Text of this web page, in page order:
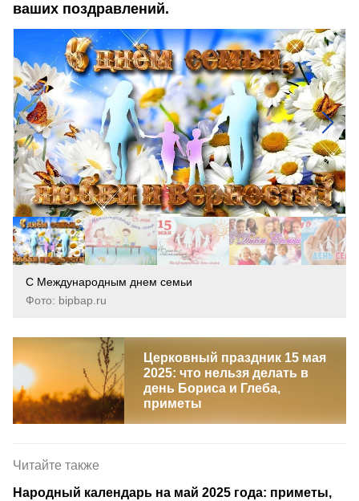
ваших поздравлений.
С Международным днем семьи
Фото: bipbap.ru
Церковный праздник 15 мая
2025: что нельзя делать в
день Бориса и Глеба,
приметы
Читайте также
Народный календарь на май 2025 года: приметы,